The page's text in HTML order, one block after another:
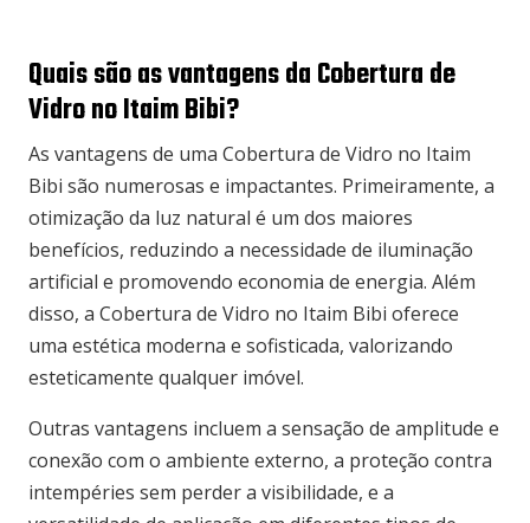
Quais são as vantagens da Cobertura de
Vidro no Itaim Bibi?
As vantagens de uma Cobertura de Vidro no Itaim
Bibi são numerosas e impactantes. Primeiramente, a
otimização da luz natural é um dos maiores
benefícios, reduzindo a necessidade de iluminação
artificial e promovendo economia de energia. Além
disso, a Cobertura de Vidro no Itaim Bibi oferece
uma estética moderna e sofisticada, valorizando
esteticamente qualquer imóvel.
Outras vantagens incluem a sensação de amplitude e
conexão com o ambiente externo, a proteção contra
intempéries sem perder a visibilidade, e a